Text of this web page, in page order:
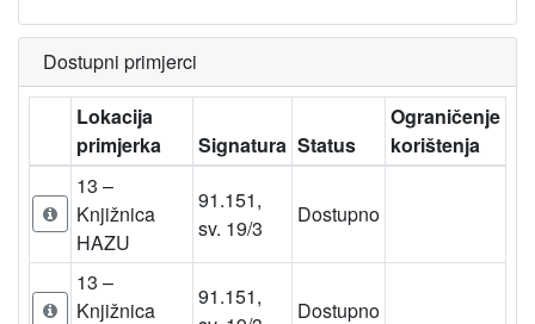
Dostupni primjerci
Lokacija
primjerka
Signatura Status
Ograničenje
korištenja
13 –
Knjižnica
HAZU
91.151,
sv. 19/3
Dostupno
13 –
Knjižnica
91.151,
Dostupno